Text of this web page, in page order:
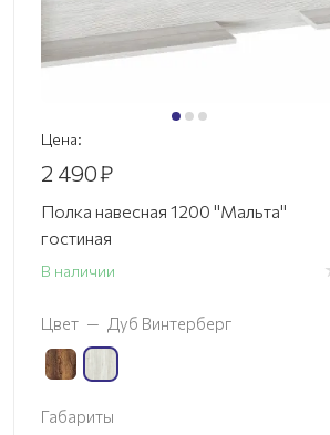
Цена:
2 490₽
Полка навесная 1200 "Мальта"
гостиная
В наличии
Цвет — Дуб Винтерберг
Габариты